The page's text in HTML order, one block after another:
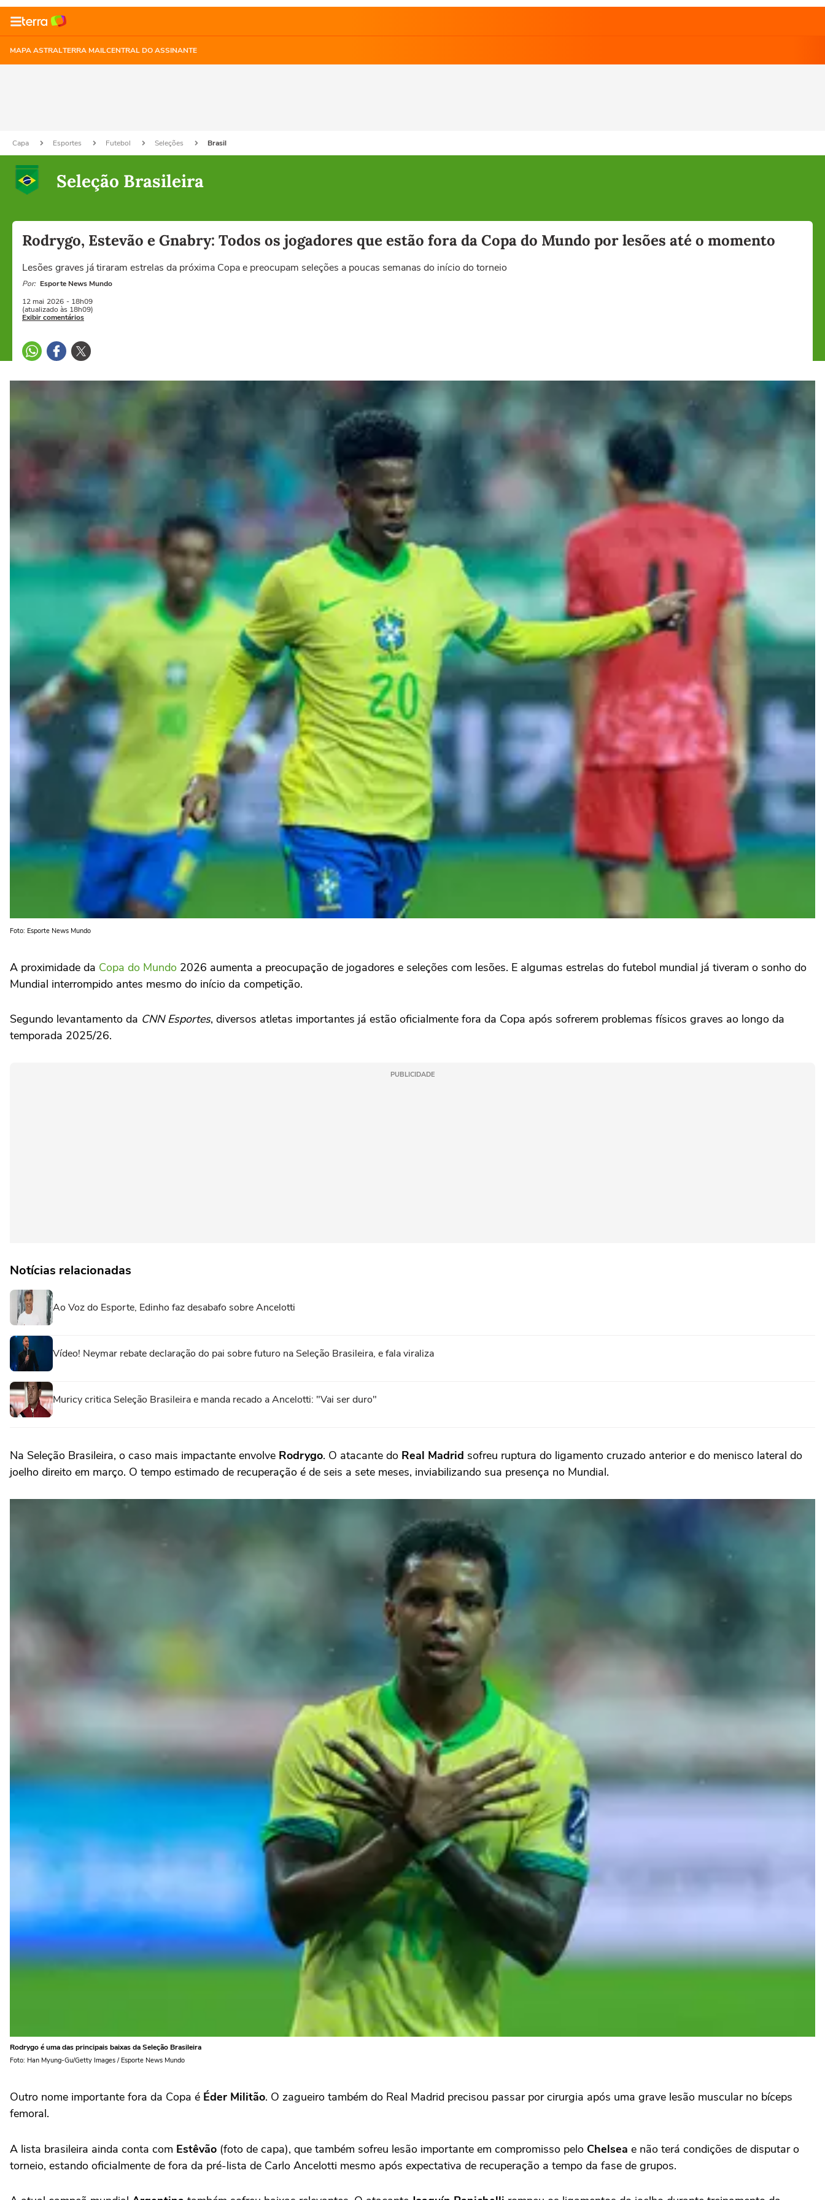
MAPA ASTRALTERRA MAILCENTRAL DO ASSINANTE
Capa Esportes Futebol Seleções Brasil
Seleção Brasileira
Rodrygo, Estevão e Gnabry: Todos os jogadores que estão fora da Copa do Mundo por lesões até o momento
Lesões graves já tiraram estrelas da próxima Copa e preocupam seleções a poucas semanas do início do torneio
Por: Esporte News Mundo
12 mai 2026 - 18h09
(atualizado às 18h09)
Exibir comentários
Foto: Esporte News Mundo
A proximidade da Copa do Mundo 2026 aumenta a preocupação de jogadores e seleções com lesões. E algumas estrelas do futebol mundial já tiveram o sonho do
Mundial interrompido antes mesmo do início da competição.
Segundo levantamento da CNN Esportes, diversos atletas importantes já estão oficialmente fora da Copa após sofrerem problemas físicos graves ao longo da
temporada 2025/26.
PUBLICIDADE
Notícias relacionadas
Ao Voz do Esporte, Edinho faz desabafo sobre Ancelotti
Vídeo! Neymar rebate declaração do pai sobre futuro na Seleção Brasileira, e fala viraliza
Muricy critica Seleção Brasileira e manda recado a Ancelotti: "Vai ser duro"
Na Seleção Brasileira, o caso mais impactante envolve Rodrygo. O atacante do Real Madrid sofreu ruptura do ligamento cruzado anterior e do menisco lateral do
joelho direito em março. O tempo estimado de recuperação é de seis a sete meses, inviabilizando sua presença no Mundial.
Rodrygo é uma das principais baixas da Seleção Brasileira
Foto: Han Myung-Gu/Getty Images / Esporte News Mundo
Outro nome importante fora da Copa é Éder Militão. O zagueiro também do Real Madrid precisou passar por cirurgia após uma grave lesão muscular no bíceps
femoral.
A lista brasileira ainda conta com Estêvão (foto de capa), que também sofreu lesão importante em compromisso pelo Chelsea e não terá condições de disputar o
torneio, estando oficialmente de fora da pré-lista de Carlo Ancelotti mesmo após expectativa de recuperação a tempo da fase de grupos.